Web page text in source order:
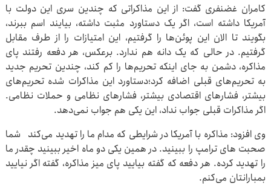
کامران غضنفری گفت: از این مذاکراتی که چندین سری این دولت با
آمریکا داشته است، اگر یک دستاورد مثبت داشته، بیایند اسم ببرند،
بگویند تا الان این پوئن‌ها را گرفتیم، این امتیازات را از طرف مقابل
گرفتیم. در حالی که یک دانه هم ندارد. برعکس، هر دفعه رفتند پای
مذاکره، دشمن به جای اینکه تحریم‌ها را کم کند، چندین تحریم جدید
به تحریم‌های قبلی اضافه کرد؛دستاورد این مذاکرات شده تحریم‌های
بیشتر، فشارهای اقتصادی بیشتر، فشارهای نظامی و حملات نظامی.
اگر مذاکرات قبلی جواب نداد، این یکی هم جواب نمی‌دهد.
وی افزود: مذاکره با آمریکا در شرایطی که مدام ما را تهدید می‌کند شما
صحبت های ترامپ را ببینید. در همین یکی دو ماه اخیر ببینید چقدر ما
را تهدید کرده. هر دفعه که گفته بیایید پای میز مذاکره، گفته اگر نیایید
بمبارانتان می‌کنم.